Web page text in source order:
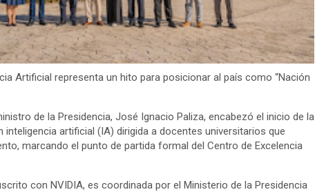
Artificial representa un hito para posicionar al país como “Nación
de la Presidencia, José Ignacio Paliza, encabezó el inicio de la
artificial (IA) dirigida a docentes universitarios que
marcando el punto de partida formal del Centro de Excelencia
con NVIDIA, es coordinada por el Ministerio de la Presidencia